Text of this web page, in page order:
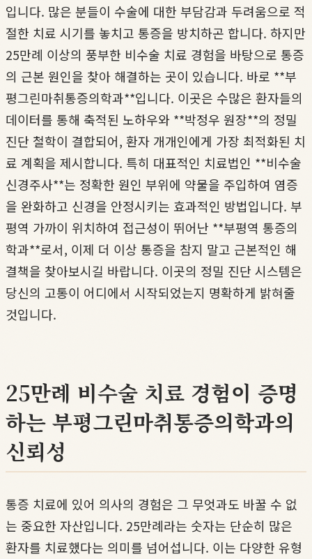
입니다. 많은 분들이 수술에 대한 부담감과 두려움으로 적
절한 치료 시기를 놓치고 통증을 방치하곤 합니다. 하지만
25만례 이상의 풍부한 비수술 치료 경험을 바탕으로 통증
의 근본 원인을 찾아 해결하는 곳이 있습니다. 바로 **부
평그린마취통증의학과**입니다. 이곳은 수많은 환자들의
데이터를 통해 축적된 노하우와 **박정우 원장**의 정밀
진단 철학이 결합되어, 환자 개개인에게 가장 최적화된 치
료 계획을 제시합니다. 특히 대표적인 치료법인 **비수술
신경주사**는 정확한 원인 부위에 약물을 주입하여 염증
을 완화하고 신경을 안정시키는 효과적인 방법입니다. 부
평역 가까이 위치하여 접근성이 뛰어난 **부평역 통증의
학과**로서, 이제 더 이상 통증을 참지 말고 근본적인 해
결책을 찾아보시길 바랍니다. 이곳의 정밀 진단 시스템은
당신의 고통이 어디에서 시작되었는지 명확하게 밝혀줄
것입니다.
25만례 비수술 치료 경험이 증명
하는 부평그린마취통증의학과의
신뢰성
통증 치료에 있어 의사의 경험은 그 무엇과도 바꿀 수 없
는 중요한 자산입니다. 25만례라는 숫자는 단순히 많은
환자를 치료했다는 의미를 넘어섭니다. 이는 다양한 유형